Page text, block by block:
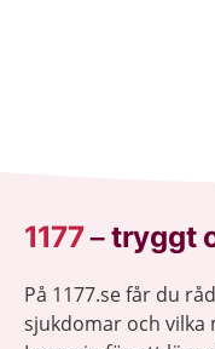
1177–tryggt
På 1177.se får du
sjukdomar och vilka